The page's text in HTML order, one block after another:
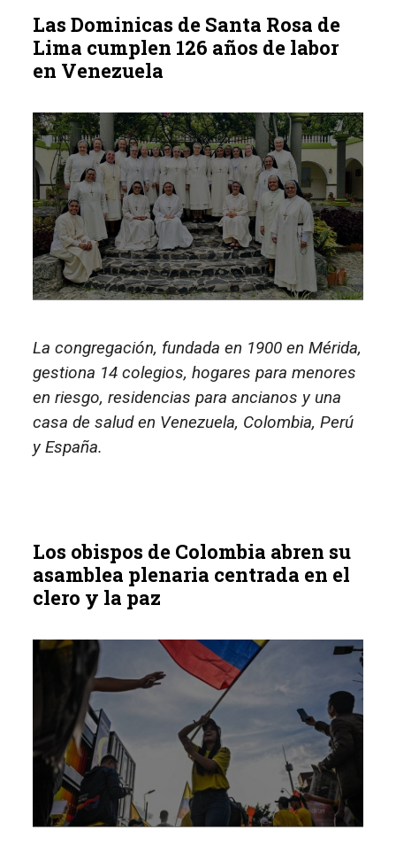
Las Dominicas de Santa Rosa de
Lima cumplen 126 años de labor
en Venezuela
La congregación, fundada en 1900 en Mérida,
gestiona 14 colegios, hogares para menores
en riesgo, residencias para ancianos y una
casa de salud en Venezuela, Colombia, Perú
y España.
Los obispos de Colombia abren su
asamblea plenaria centrada en el
clero y la paz